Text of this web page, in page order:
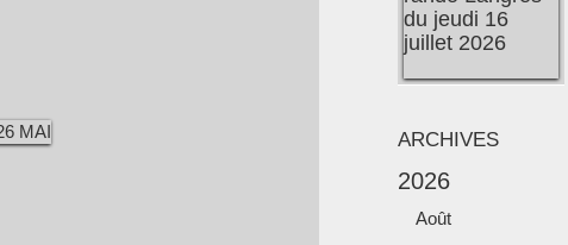
ARCHIVES
2026
Août